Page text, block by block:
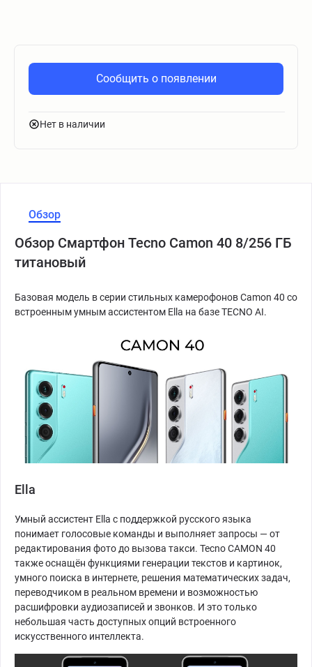
Сообщить о появлении
Нет в наличии
Обзор
Обзор Смартфон Tecno Camon 40 8/256 ГБ
титановый
Базовая модель в серии стильных камерофонов Camon 40 со
встроенным умным ассистентом Ella на базе TECNO AI.
Ella
Умный ассистент Ella с поддержкой русского языка
понимает голосовые команды и выполняет запросы — от
редактирования фото до вызова такси. Tecno CAMON 40
также оснащён функциями генерации текстов и картинок,
умного поиска в интернете, решения математических задач,
переводчиком в реальном времени и возможностью
расшифровки аудиозаписей и звонков. И это только
небольшая часть доступных опций встроенного
искусственного интеллекта.